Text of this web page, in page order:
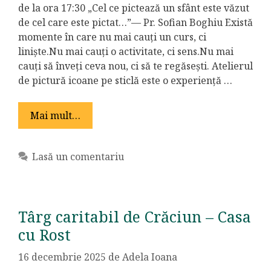
de la ora 17:30 „Cel ce pictează un sfânt este văzut
de cel care este pictat…”— Pr. Sofian Boghiu Există
momente în care nu mai cauți un curs, ci
liniște.Nu mai cauți o activitate, ci sens.Nu mai
cauți să înveți ceva nou, ci să te regăsești. Atelierul
de pictură icoane pe sticlă este o experiență …
Mai mult…
Lasă un comentariu
Târg caritabil de Crăciun – Casa
cu Rost
16 decembrie 2025 de Adela Ioana